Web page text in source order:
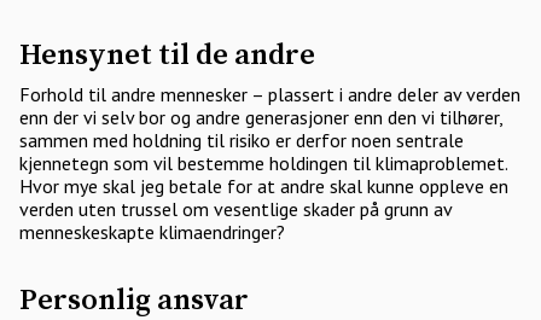
Hensynet til de andre
Forhold til andre mennesker – plassert i andre deler av verden
enn der vi selv bor og andre generasjoner enn den vi tilhører,
sammen med holdning til risiko er derfor noen sentrale
kjennetegn som vil bestemme holdingen til klimaproblemet.
Hvor mye skal jeg betale for at andre skal kunne oppleve en
verden uten trussel om vesentlige skader på grunn av
menneskeskapte klimaendringer?
Personlig ansvar